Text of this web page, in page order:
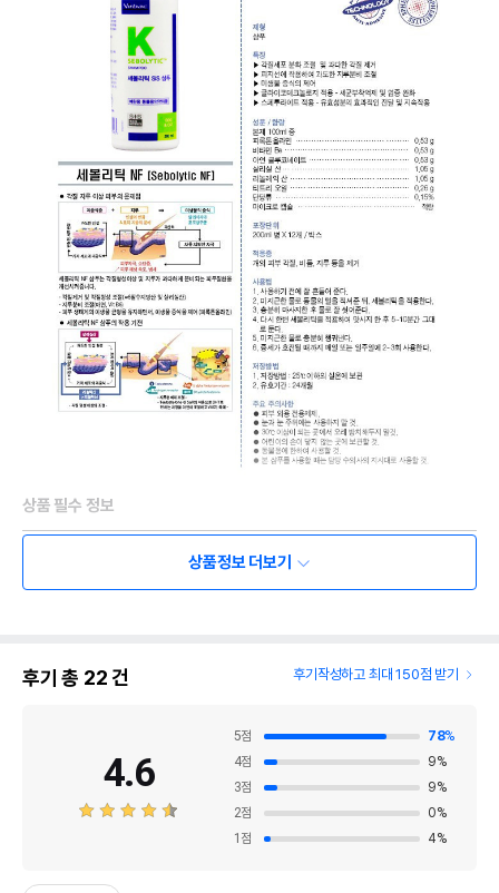
상품 필수 정보
법에 의한 인증,허가 등을
제조국 또는 원산지
AS책임자와 전화번호
또는 소비자상담 관련
전화번호
어바웃펫//1644-9601
유통기한이 최소 2026.12.06이거나 그
상품정보 더보기
후기 총 22건 후기작성하고 최대 150점 받기
4.6
5점 78%
4점 9%
3점 9%
2점 0%
1 점 4%